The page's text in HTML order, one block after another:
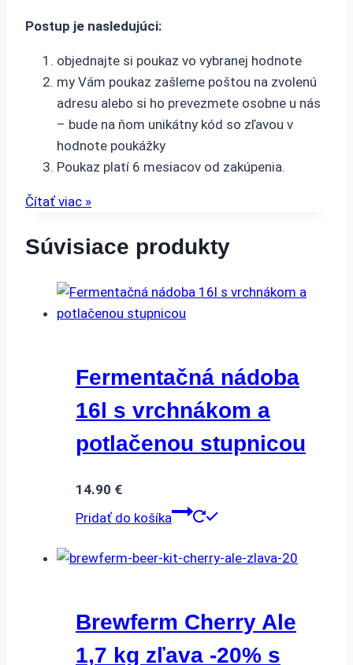
Postup je nasledujúci:
objednajte si poukaz vo vybranej hodnote
my Vám poukaz zašleme poštou na zvolenú
adresu alebo si ho prevezmete osobne u nás
– bude na ňom unikátny kód so zľavou v
hodnote poukážky
Poukaz platí 6 mesiacov od zakúpenia.
Čítať viac »
Súvisiace produkty
Fermentačná nádoba
16l s vrchnákom a
potlačenou stupnicou
14.90 €
Pridať do košíka
Brewferm Cherry Ale
1,7 kg zľava -20% s